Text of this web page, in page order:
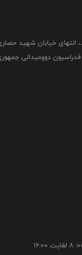
انتهای خیابان شهید
دوومیدانی